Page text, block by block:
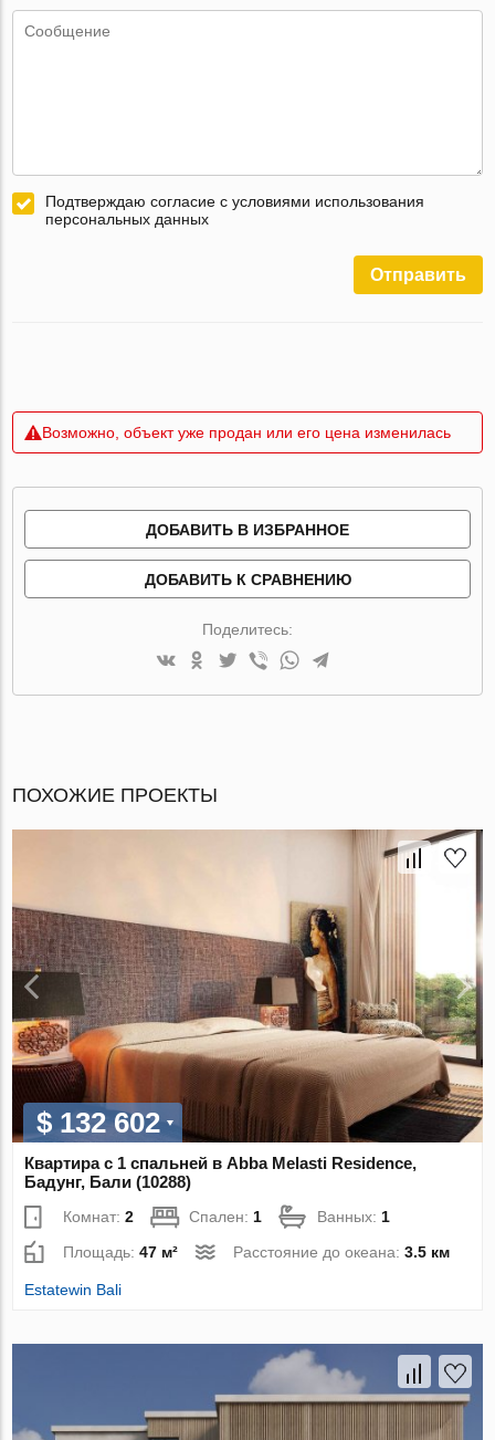
Подтверждаю согласие с условиями использования
персональных данных
Отправить
Возможно, объект уже продан или его цена изменилась
ДОБАВИТЬ В ИЗБРАННОЕ
ДОБАВИТЬ К СРАВНЕНИЮ
Поделитесь:
ПОХОЖИЕ ПРОЕКТЫ
$ 132 602
Квартира с 1 спальней в Abba Melasti Residence,
Бадунг, Бали (10288)
Комнат:2 Спален:1 Ванных:1
Площадь:47 м² Расстояние до океана:3.5 км
Estatewin Bali